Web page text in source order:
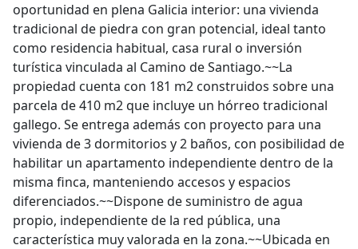
oportunidad en plena Galicia interior: una vivienda
tradicional de piedra con gran potencial, ideal tanto
como residencia habitual, casa rural o inversión
turística vinculada al Camino de Santiago.~~La
propiedad cuenta con 181 m2 construidos sobre una
parcela de 410 m2 que incluye un hórreo tradicional
gallego. Se entrega además con proyecto para una
vivienda de 3 dormitorios y 2 baños, con posibilidad de
habilitar un apartamento independiente dentro de la
misma finca, manteniendo accesos y espacios
diferenciados.~~Dispone de suministro de agua
propio, independiente de la red pública, una
característica muy valorada en la zona.~~Ubicada en